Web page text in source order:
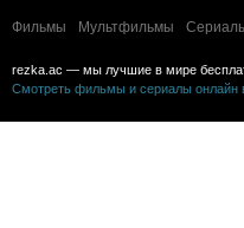
Фильмы Мультфильмы
rezka.ac — мы лучшие в мире
Смотреть фильмы и сериалы онлайн